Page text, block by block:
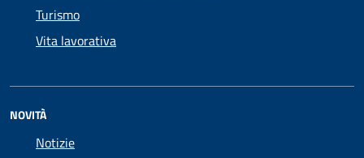
Turismo
Vita lavorativa
NOVITÀ
Notizie